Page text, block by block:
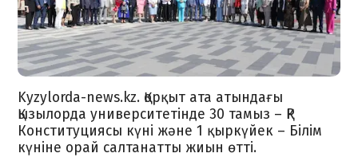
Kyzylorda-news.kz. Қорқыт ата атындағы
Қызылорда университетінде 30 тамыз – ҚР
Конституциясы күні және 1 қыркүйек – Білім
күніне орай салтанатты жиын өтті.